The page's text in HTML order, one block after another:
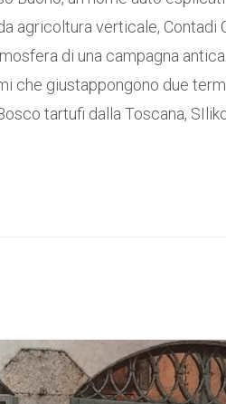
agricoltura verticale, Contadi
di una campagna
che giustappongono due
tartufi dalla Toscana,